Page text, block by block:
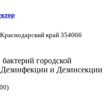
край 354066
городской
и Дезинсекции